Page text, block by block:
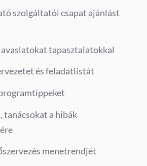
szolgáltatói csapat ajánlást
tapasztalatokkal
és feladatlistát
tanácsokat a hibák
menetrendjét